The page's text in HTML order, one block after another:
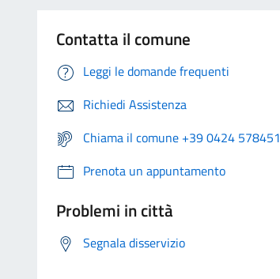
Contatta il comune
Leggi le domande frequenti
Richiedi Assistenza
Chiama il comune +39 0424 578451
Prenota un appuntamento
Problemi in città
Segnala disservizio